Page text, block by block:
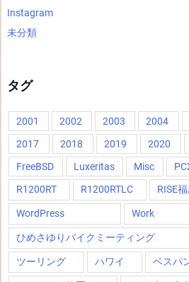
Instagram
未分類
タグ
2001 2002 2003 2004
2017
2018 2019 2020
FreeBSD
Luxeritas Misc
R1200RT
R1200RTLC RISE
WordPress Work
ひめさゆりバイクミーティング
ツーリング ハワイ ベスパ